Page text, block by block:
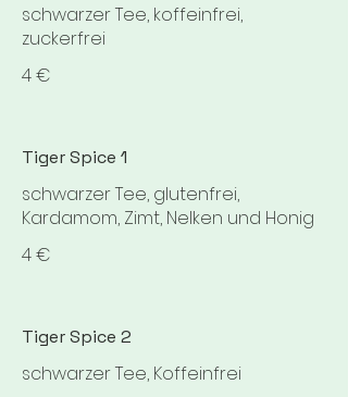
schwarzer Tee, koffeinfrei,
zuckerfrei
4 €
Tiger Spice 1
schwarzer Tee, glutenfrei,
Kardamom, Zimt, Nelken und Honig
4 €
Tiger Spice 2
schwarzer Tee, Koffeinfrei